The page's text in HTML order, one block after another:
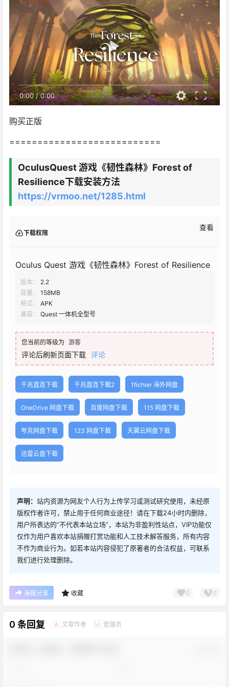
0:00/0:00
购买正版
===========================
OculusQuest 游戏《韧性森林》Forest of
Resilience下载安装方法
https://vrmoo.net/1285.html
下载权限
查看
Oculus Quest 游戏《韧性森林》Forest of Resilience
版本：
2.2
容量：
158MB
格式：
APK
兼容：
Quest 一体机全型号
您当前的等级为 游客
评论后刷新页面下载 评论
千兆直连下载 千兆直连下载2 1fichier 海外网盘
OneDrive 网盘下载 百度网盘下载 115 网盘下载
夸克网盘下载 123 网盘下载 天翼云网盘下载
迅雷云盘下载
声明： 站内资源为网友个人行为上传学习或测试研究使用，未经原
版权作者许可，禁止用于任何商业途径！请在下载24小时内删除，
用户所表达的“不代表本站立场”，本站为非盈利性站点，VIP功能仅
仅作为用户喜欢本站捐赠打赏功能和人工技术解答服务，所有内容
不作为商业行为。如若本站内容侵犯了原著者的合法权益，可联系
我们进行处理删除。
海报分享 收藏 0 0
0 条回复 A 文章作者 M 管理员